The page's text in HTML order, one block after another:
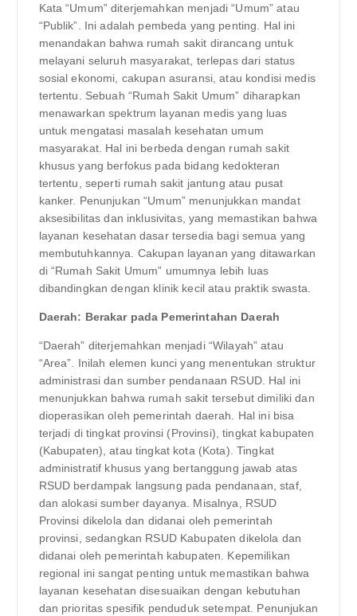
Kata “Umum” diterjemahkan menjadi “Umum” atau
“Publik”. Ini adalah pembeda yang penting. Hal ini
menandakan bahwa rumah sakit dirancang untuk
melayani seluruh masyarakat, terlepas dari status
sosial ekonomi, cakupan asuransi, atau kondisi medis
tertentu. Sebuah “Rumah Sakit Umum” diharapkan
menawarkan spektrum layanan medis yang luas
untuk mengatasi masalah kesehatan umum
masyarakat. Hal ini berbeda dengan rumah sakit
khusus yang berfokus pada bidang kedokteran
tertentu, seperti rumah sakit jantung atau pusat
kanker. Penunjukan “Umum” menunjukkan mandat
aksesibilitas dan inklusivitas, yang memastikan bahwa
layanan kesehatan dasar tersedia bagi semua yang
membutuhkannya. Cakupan layanan yang ditawarkan
di “Rumah Sakit Umum” umumnya lebih luas
dibandingkan dengan klinik kecil atau praktik swasta.
Daerah: Berakar pada Pemerintahan Daerah
“Daerah” diterjemahkan menjadi “Wilayah” atau
“Area”. Inilah elemen kunci yang menentukan struktur
administrasi dan sumber pendanaan RSUD. Hal ini
menunjukkan bahwa rumah sakit tersebut dimiliki dan
dioperasikan oleh pemerintah daerah. Hal ini bisa
terjadi di tingkat provinsi (Provinsi), tingkat kabupaten
(Kabupaten), atau tingkat kota (Kota). Tingkat
administratif khusus yang bertanggung jawab atas
RSUD berdampak langsung pada pendanaan, staf,
dan alokasi sumber dayanya. Misalnya, RSUD
Provinsi dikelola dan didanai oleh pemerintah
provinsi, sedangkan RSUD Kabupaten dikelola dan
didanai oleh pemerintah kabupaten. Kepemilikan
regional ini sangat penting untuk memastikan bahwa
layanan kesehatan disesuaikan dengan kebutuhan
dan prioritas spesifik penduduk setempat. Penunjukan